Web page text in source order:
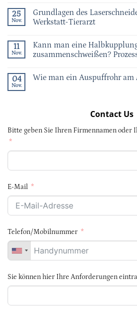
25
Nov.
Grundlagen des
Werkstatt-Tierarzt
11
Nov.
Kann man eine
zusammenschweißen?
04
Nov.
Wie man ein Auspuffrohr am
Contact Us
Bitte geben Sie Ihren Firmennamen oder
E-Mail
Telefon/Mobilnummer
Sie können hier Ihre Anforderungen